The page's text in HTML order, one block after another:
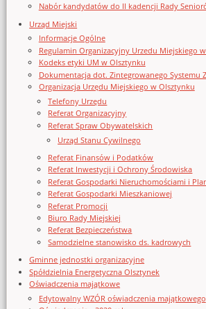
Nabór kandydatów do II kadencji Rady
Urząd Miejski
Informacje Ogólne
Regulamin Organizacyjny Urzedu Miejskiego
Kodeks etyki UM w Olsztynku
Dokumentacja dot. Zintegrowanego Systemu
Organizacja Urzędu Miejskiego w Olsztynku
Telefony Urzędu
Referat Organizacyjny
Referat Spraw Obywatelskich
Urząd Stanu Cywilnego
Referat Finansów i Podatków
Referat Inwestycji i Ochrony Środowiska
Referat Gospodarki Nieruchomościami i
Referat Gospodarki Mieszkaniowej
Referat Promocji
Biuro Rady Miejskiej
Referat Bezpieczeństwa
Samodzielne stanowisko ds. kadrowych
Gminne jednostki organizacyjne
Spółdzielnia Energetyczna Olsztynek
Oświadczenia majątkowe
Edytowalny WZÓR oświadczenia majątkowego